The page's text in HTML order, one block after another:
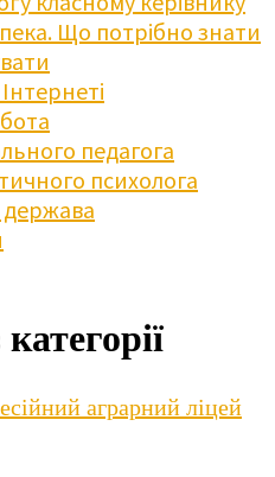
Що потрібно знати
педагога
психолога
аграрний ліцей